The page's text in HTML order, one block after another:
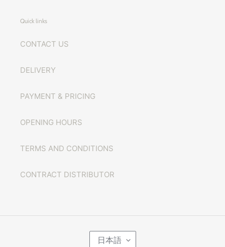
Quick links
CONTACT US
DELIVERY
PAYMENT & PRICING
OPENING HOURS
TERMS AND CONDITIONS
CONTRACT DISTRIBUTOR
言
日本語